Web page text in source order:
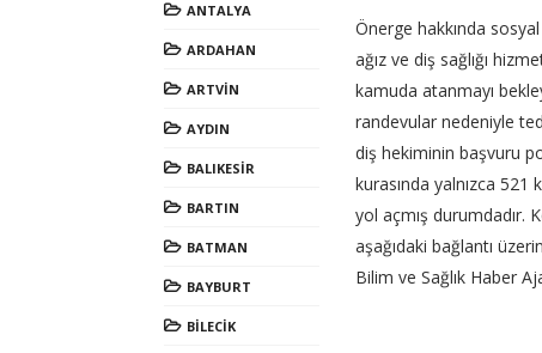
ANTALYA
ARDAHAN
ARTVİN
AYDIN
BALIKESİR
BARTIN
BATMAN
BAYBURT
BİLECİK
Önerge hakkında
ağız ve diş sağlığı
kamuda atanmayı
randevular nedeniyle
diş hekiminin başvuru
kurasında yalnızca
yol açmış durumdadır.
aşağıdaki bağlantı
Bilim ve Sağlık Haber